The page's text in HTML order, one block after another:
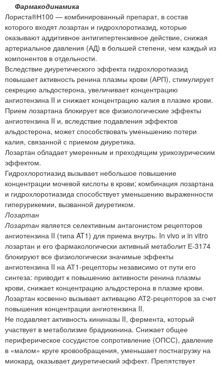
Фармакодинамика
Лориста®Н100 — комбинированный препарат, в состав
которого входят лозартан и гидрохлоротиазид, которые
оказывают аддитивное антигипертензивное действие, снижая
артериальное давления (АД) в большей степени, чем каждый из
компонентов в отдельности.
Вследствие диуретического эффекта гидрохлоротиазид
повышает активность ренина плазмы крови (АРП), стимулирует
секрецию альдостерона, увеличивает концентрацию
ангиотензина II и снижает концентрацию калия в плазме крови.
Прием лозартана блокирует все физиологические эффекты
ангиотензина II и, вследствие подавления эффектов
альдостерона, может способствовать уменьшению потери
калия, связанной с приемом диуретика.
Лозартан обладает умеренным и преходящим урикозурическим
эффектом.
Гидрохлоротиазид вызывает небольшое повышение
концентрации мочевой кислоты в крови; комбинация лозартана
и гидрохлоротиазида способствует уменьшению выраженности
гиперурикемии, вызванной диуретиком.
Лозартан
Лозартан является селективным антагонистом рецепторов
ангиотензина II (типа AT1) для приема внутрь. In vivo и in vitro
лозартан и его фармакологически активный метаболит Е-3174
блокируют все физиологически значимые эффекты
ангиотензина II на АТ1-рецепторы независимо от пути его
синтеза: приводит к повышению активности ренина плазмы
крови, снижает концентрацию альдостерона в плазме крови.
Лозартан косвенно вызывает активацию АТ2-рецепторов за счет
повышения концентрации ангиотензина II.
Не подавляет активность кининазы II, фермента, который
участвует в метаболизме брадикинина. Снижает общее
периферическое сосудистое сопротивление (ОПСС), давление
в «малом» круге кровообращения, уменьшает постнагрузку на
миокард, оказывает диуретический эффект. Препятствует